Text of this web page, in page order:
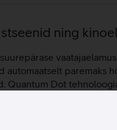
ning
paremaks
Dot
kuvada ka
ka rakendustes